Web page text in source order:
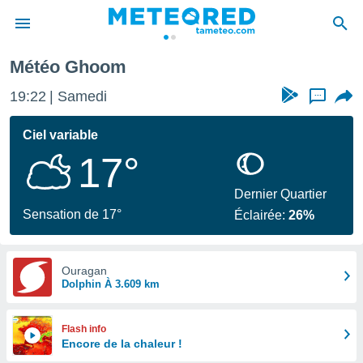
de
Météo Ghoom
19:22 Samedi ...
Ciel variable
17°
Sensation de 17°
Dernier Quartier
Éclairée:26%
Ouragan
Dolphin À 3.609 km
Flash info
Encore de la chaleur !